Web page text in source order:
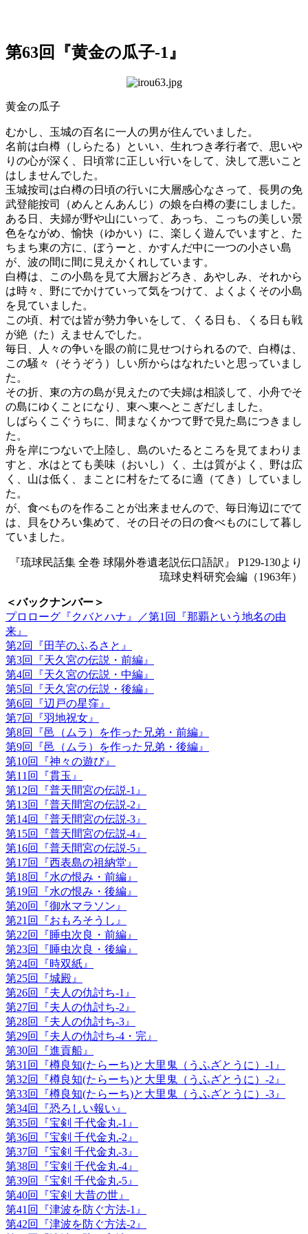
第63回『黄金の瓜子-1』
黄金の瓜子
むかし、玉城の百名に一人の男が住んでいました。
名前は白樽（しらたる）といい、生れつき孝行者で、思いや
りの心が深く、日頃常に正しい行いをして、決して悪いこと
はしませんでした。
玉城按司は白樽の日頃の行いに大層感心なさって、長男の免
武登能按司（めんとんあんじ）の娘を白樽の妻にしました。
ある日、夫婦が野や山にいって、あっち、こっちの美しい景
色をながめ、愉快（ゆかい）に、楽しく遊んでいますと、た
ちまち東の方に、ぼうーと、かすんだ中に一つの小さい島
が、波の間に間に見えかくれしています。
白樽は、この小島を見て大層おどろき、あやしみ、それから
は時々、野にでかけていって気をつけて、よくよくその小島
を見ていました。
この頃、村では皆が勢力争いをして、くる日も、くる日も戦
が絶（た）えませんでした。
毎日、人々の争いを眼の前に見せつけられるので、白樽は、
この騒々（そうぞう）しい所からはなれたいと思っていまし
た。
その折、東の方の島が見えたので夫婦は相談して、小舟でそ
の島にゆくことになり、東へ東へとこぎだしました。
しばらくこぐうちに、間まなくかつて野で見た島につきまし
た。
舟を岸につないで上陸し、島のいたるところを見てまわりま
すと、水はとても美味（おいし）く、土は質がよく、野は広
く、山は低く、まことに村をたてるに適（てき）していまし
た。
が、食べものを作ることが出来ませんので、毎日海辺にでて
は、貝をひろい集めて、その日その日の食べものにして暮し
ていました。
『琉球民話集 全巻 球陽外巻遺老説伝口語訳』 P129-130より
琉球史料研究会編（1963年）
＜バックナンバー＞
プロローグ『クバとハナ』／第1回『那覇という地名の由
来』
第2回『田芋のふるさと』
第3回『天久宮の伝説・前編』
第4回『天久宮の伝説・中編』
第5回『天久宮の伝説・後編』
第6回『辺戸の星窪』
第7回『羽地祝女』
第8回『邑（ムラ）を作った兄弟・前編』
第9回『邑（ムラ）を作った兄弟・後編』
第10回『神々の遊び』
第11回『貫玉』
第12回『普天間宮の伝説-1』
第13回『普天間宮の伝説-2』
第14回『普天間宮の伝説-3』
第15回『普天間宮の伝説-4』
第16回『普天間宮の伝説-5』
第17回『西表島の祖納堂』
第18回『水の恨み・前編』
第19回『水の恨み・後編』
第20回『御水マラソン』
第21回『おもろそうし』
第22回『睡虫次良・前編』
第23回『睡虫次良・後編』
第24回『時双紙』
第25回『城殿』
第26回『夫人の仇討ち-1』
第27回『夫人の仇討ち-2』
第28回『夫人の仇討ち-3』
第29回『夫人の仇討ち-4・完』
第30回『進貢船』
第31回『樽良知(たらーち)と大里鬼（うふざとうに）-1』
第32回『樽良知(たらーち)と大里鬼（うふざとうに）-2』
第33回『樽良知(たらーち)と大里鬼（うふざとうに）-3』
第34回『恐ろしい報い』
第35回『宝剣 千代金丸-1』
第36回『宝剣 千代金丸-2』
第37回『宝剣 千代金丸-3』
第38回『宝剣 千代金丸-4』
第39回『宝剣 千代金丸-5』
第40回『宝剣 大昔の世』
第41回『津波を防ぐ方法-1』
第42回『津波を防ぐ方法-2』